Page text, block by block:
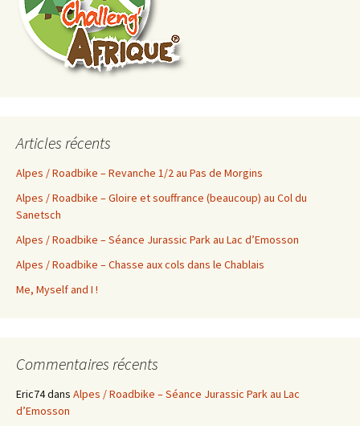
Articles récents
Alpes / Roadbike – Revanche 1/2 au Pas de Morgins
Alpes / Roadbike – Gloire et souffrance (beaucoup) au Col du
Sanetsch
Alpes / Roadbike – Séance Jurassic Park au Lac d’Emosson
Alpes / Roadbike – Chasse aux cols dans le Chablais
Me, Myself and I !
Commentaires récents
Eric74dans Alpes / Roadbike – Séance Jurassic Park au Lac
d’Emosson